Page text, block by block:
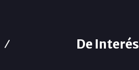
De Interés